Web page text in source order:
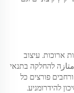
ארוכות. עיצוב
להחלקה בתנאי
פורצים כל
להידרומניע.